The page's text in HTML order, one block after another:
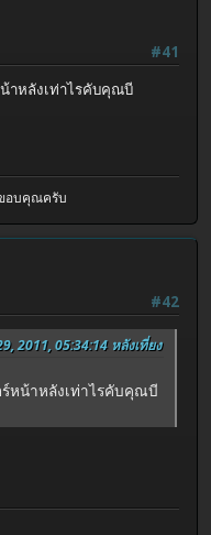
#41
าหลังเท่าไรคับคุณบี
อบคุณครับ
#42
2011, 05:34:14 หลังเที่ยง
หน้าหลังเท่าไรคับคุณบี